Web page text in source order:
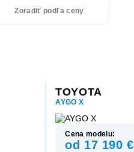
Zoradiť podľa ceny
TOYOTA
AYGO X
Cena modelu:
od 17 190 €